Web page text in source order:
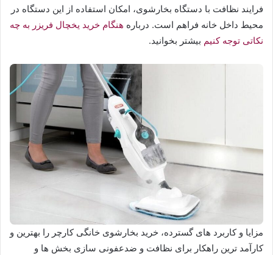
فرایند نظافت با دستگاه بخارشوی، امکان استفاده از این دستگاه در
محیط داخل خانه فراهم است. درباره هنگام خرید یخچال فریزر به چه
نکاتی توجه کنیم بیشتر بخوانید.
مزایا و کاربرد های گسترده، خرید بخارشوی خانگی کارچر را بهترین و
کارآمد ترین راهکار برای نظافت و ضدعفونی سازی بخش ها و